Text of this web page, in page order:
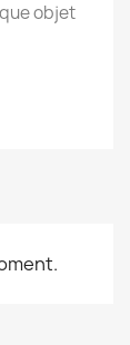
objet